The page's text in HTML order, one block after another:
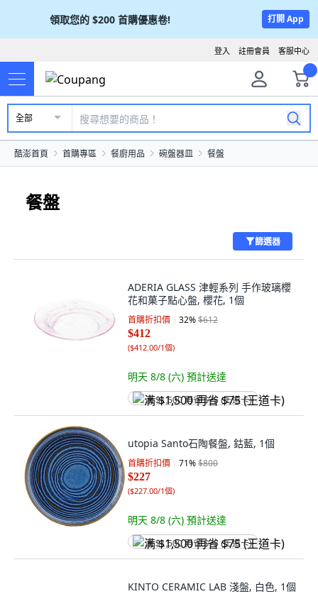
領取您的 $200 首購優惠卷! 打開 App
客服中心
註冊會員
登入
全部
酷澎首頁 首購專區 餐廚用品 碗盤器皿 餐盤
餐盤
篩選器
ADERIA GLASS 津輕系列 手作玻璃櫻
花和菓子點心盤, 櫻花, 1個
首購折扣價 32%$612
$412
($412.00/1個)
明天 8/8 (六) 預計送達
满 $1,500 再省 $75 (王道卡)
utopia Santo石陶餐盤, 鈷藍, 1個
首購折扣價 71%$800
$227
($227.00/1個)
明天 8/8 (六) 預計送達
满 $1,500 再省 $75 (王道卡)
KINTO CERAMIC LAB 淺盤, 白色, 1個